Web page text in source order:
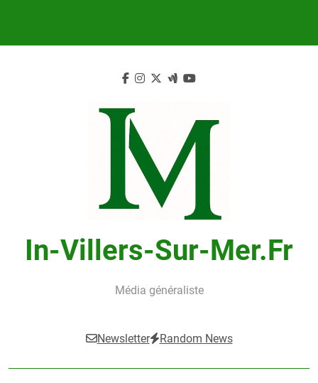
In-Villers-Sur-Mer.fr
Média généraliste
Newsletter Random News